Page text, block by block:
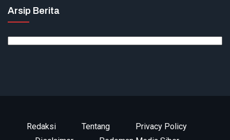
Arsip Berita
Redaksi Tentang
Privacy Policy